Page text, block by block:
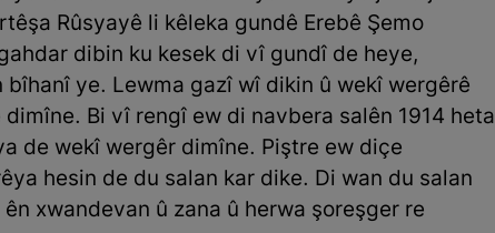
Rûsyayê li kêleka gundê Erebê Şemo
dibin ku kesek di vî gundî de heye,
ye. Lewma gazî wî dikin û wekî wergêrê
Bi vî rengî ew di navbera salên 1914 heta
de wekî wergêr dimîne. Piştre ew diçe
hesin de du salan kar dike. Di wan du salan
xwandevan û zana û herwa şoreşger re